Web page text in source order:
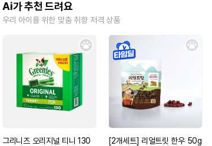
Ai가 추천 드려요
우리 아이를 위한 맞춤 취향 저격 상품
그리니즈 오리지널 티니 130
[2개세트] 리얼트릿 한우 50g